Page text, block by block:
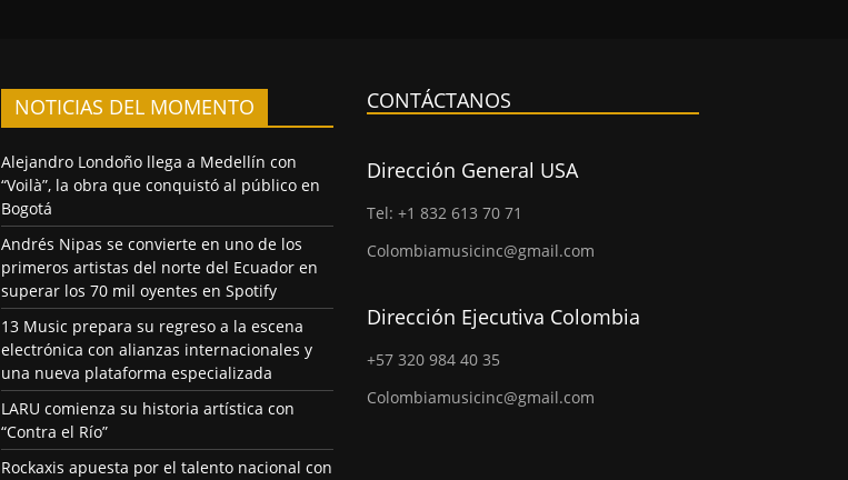
NOTICIAS DEL MOMENTO
Alejandro Londoño llega a Medellín con
“Voilà”, la obra que conquistó al público en
Bogotá
Andrés Nipas se convierte en uno de los
primeros artistas del norte del Ecuador en
superar los 70 mil oyentes en Spotify
13 Music prepara su regreso a la escena
electrónica con alianzas internacionales y
una nueva plataforma especializada
LARU comienza su historia artística con
“Contra el Río”
Rockaxis apuesta por el talento nacional con
CONTÁCTANOS
Dirección General USA
Tel: +1 832 613 70 71
Colombiamusicinc@gmail.com
Dirección Ejecutiva Colombia
+57 320 984 40 35
Colombiamusicinc@gmail.com